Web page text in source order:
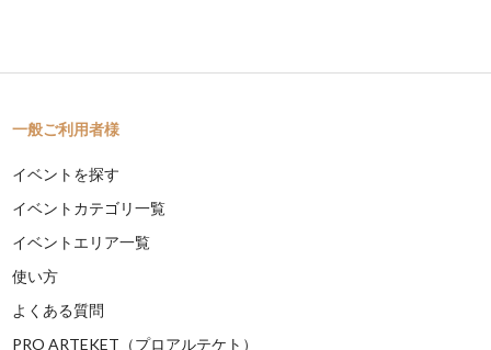
一般ご利用者様
イベントを探す
イベントカテゴリ一覧
イベントエリア一覧
使い方
よくある質問
PRO ARTEKET（プロアルテケト）